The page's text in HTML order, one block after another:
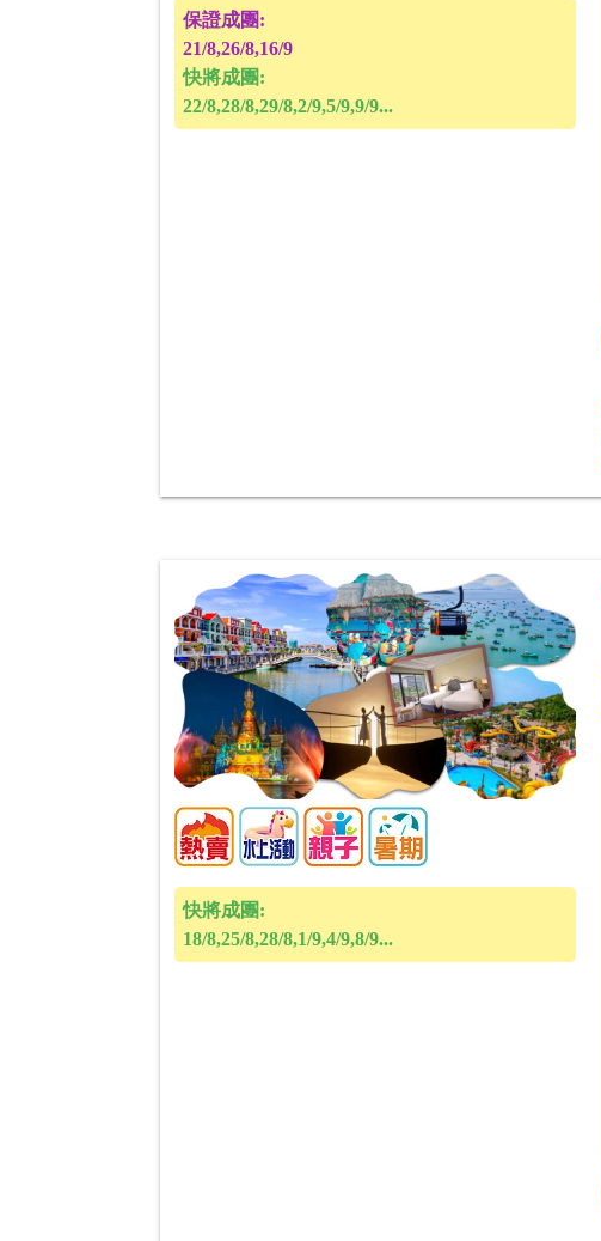
保證成團:
21/8,26/8,16/9
快將成團:
22/8,28/8,29/8,2/9,5/9,9/9...
快將成團:
18/8,25/8,28/8,1/9,4/9,8/9...